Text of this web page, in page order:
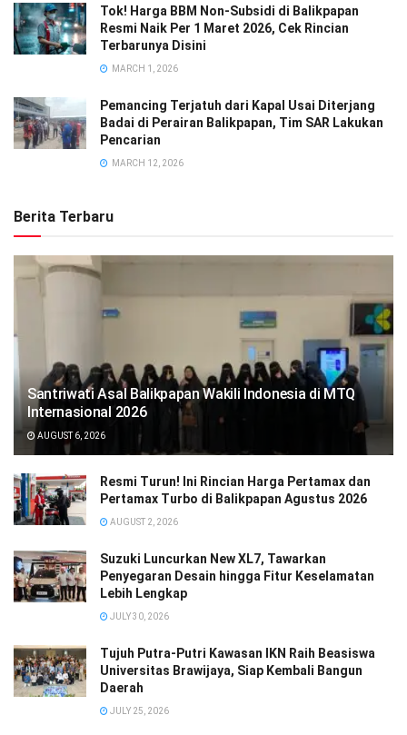
Tok! Harga BBM Non-Subsidi di Balikpapan
Resmi Naik Per 1 Maret 2026, Cek Rincian
Terbarunya Disini
MARCH 1, 2026
Pemancing Terjatuh dari Kapal Usai Diterjang
Badai di Perairan Balikpapan, Tim SAR Lakukan
Pencarian
MARCH 12, 2026
Berita Terbaru
Santriwati Asal Balikpapan Wakili Indonesia di MTQ
Internasional 2026
AUGUST 6, 2026
Resmi Turun! Ini Rincian Harga Pertamax dan
Pertamax Turbo di Balikpapan Agustus 2026
AUGUST 2, 2026
Suzuki Luncurkan New XL7, Tawarkan
Penyegaran Desain hingga Fitur Keselamatan
Lebih Lengkap
JULY 30, 2026
Tujuh Putra-Putri Kawasan IKN Raih Beasiswa
Universitas Brawijaya, Siap Kembali Bangun
Daerah
JULY 25, 2026